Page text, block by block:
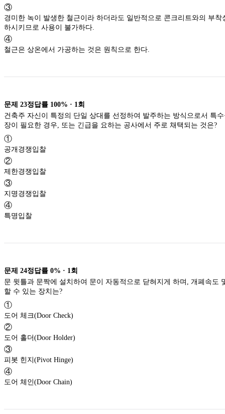
③
경미한 녹이 발생한 철근이라 하더라도 일반적으로 콘크리트와의 부착성능을 매우 저
하시키므로 사용이 불가하다.
④
철근은 상온에서 가공하는 것은 원칙으로 한다.
문제 23정답률 100% · 1 회
건축주 자신이 특정의 단일 상대를 선정하여 발주하는 방식으로서 특수공사나 기밀보
장이 필요한 경우, 또는 긴급을 요하는 공사에서 주로 채택되는 것은?
①
공개경쟁입찰
②
제한경쟁입찰
③
지명경쟁입찰
④
특명입찰
문제 24정답률 0% · 1 회
문 윗틀과 문짝에 설치하여 문이 자동적으로 닫혀지게 하며, 개폐속도 및 압력를 조절
할 수 있는 장치는?
①
도어 체크(Door Check)
②
도어 홀더(Door Holder)
③
피봇 힌지(Pivot Hinge)
④
도어 체인(Door Chain)